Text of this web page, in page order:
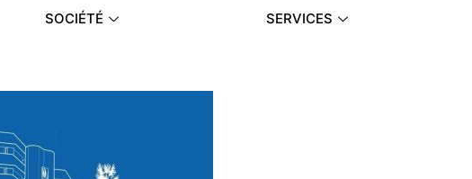
SOCIÉTÉ SERVICES